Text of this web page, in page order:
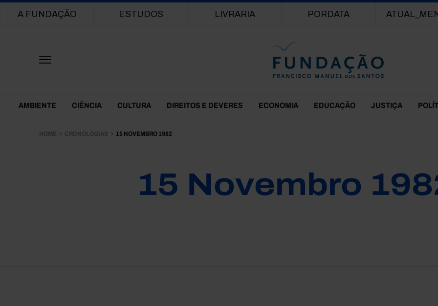
Main navigation
A FUNDAÇÃO ESTUDOS LIVRARIA PORDATA
Themes Menu
AMBIENTE CIÊNCIA CULTURA DIREITOS E DEVERES ECONOMIA EDUCAÇÃO JUSTIÇA
HOME CRONOLOGIAS 15 NOVEMBRO 1982
15 Novembro